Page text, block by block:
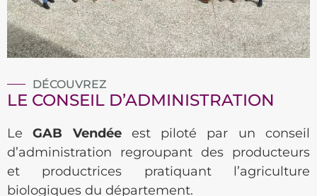
DÉCOUVREZ
LE CONSEIL D’ADMINISTRATION
Le GAB Vendée
est piloté par un conseil
d’administration regroupant des producteurs
et productrices pratiquant l’agriculture
biologiques du département.